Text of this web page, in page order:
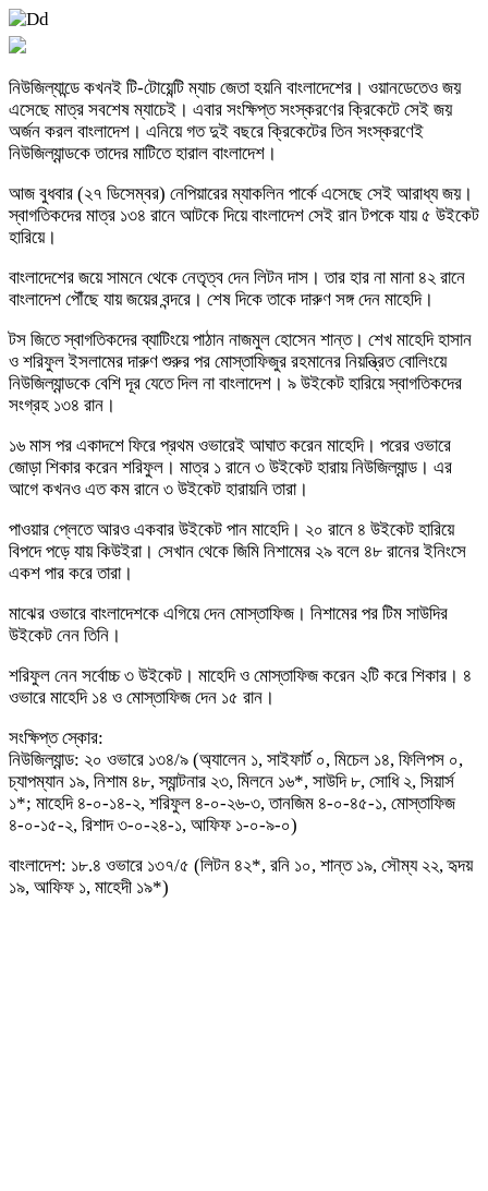
নিউজিল্যান্ডে কখনই টি-টোয়েন্টি ম্যাচ জেতা হয়নি বাংলাদেশের। ওয়ানডেতেও জয়
এসেছে মাত্র সবশেষ ম্যাচেই। এবার সংক্ষিপ্ত সংস্করণের ক্রিকেটে সেই জয়
অর্জন করল বাংলাদেশ। এনিয়ে গত দুই বছরে ক্রিকেটের তিন সংস্করণেই
নিউজিল্যান্ডকে তাদের মাটিতে হারাল বাংলাদেশ।
আজ বুধবার (২৭ ডিসেম্বর) নেপিয়ারের ম্যাকলিন পার্কে এসেছে সেই আরাধ্য জয়।
স্বাগতিকদের মাত্র ১৩৪ রানে আটকে দিয়ে বাংলাদেশ সেই রান টপকে যায় ৫ উইকেট
হারিয়ে।
বাংলাদেশের জয়ে সামনে থেকে নেতৃত্ব দেন লিটন দাস। তার হার না মানা ৪২ রানে
বাংলাদেশ পৌঁছে যায় জয়ের বন্দরে। শেষ দিকে তাকে দারুণ সঙ্গ দেন মাহেদি।
টস জিতে স্বাগতিকদের ব্যাটিংয়ে পাঠান নাজমুল হোসেন শান্ত। শেখ মাহেদি হাসান
ও শরিফুল ইসলামের দারুণ শুরুর পর মোস্তাফিজুর রহমানের নিয়ন্ত্রিত বোলিংয়ে
নিউজিল্যান্ডকে বেশি দূর যেতে দিল না বাংলাদেশ। ৯ উইকেট হারিয়ে স্বাগতিকদের
সংগ্রহ ১৩৪ রান।
১৬ মাস পর একাদশে ফিরে প্রথম ওভারেই আঘাত করেন মাহেদি। পরের ওভারে
জোড়া শিকার করেন শরিফুল। মাত্র ১ রানে ৩ উইকেট হারায় নিউজিল্যান্ড। এর
আগে কখনও এত কম রানে ৩ উইকেট হারায়নি তারা।
পাওয়ার প্লেতে আরও একবার উইকেট পান মাহেদি। ২০ রানে ৪ উইকেট হারিয়ে
বিপদে পড়ে যায় কিউইরা। সেখান থেকে জিমি নিশামের ২৯ বলে ৪৮ রানের ইনিংসে
একশ পার করে তারা।
মাঝের ওভারে বাংলাদেশকে এগিয়ে দেন মোস্তাফিজ। নিশামের পর টিম সাউদির
উইকেট নেন তিনি।
শরিফুল নেন সর্বোচ্চ ৩ উইকেট। মাহেদি ও মোস্তাফিজ করেন ২টি করে শিকার। ৪
ওভারে মাহেদি ১৪ ও মোস্তাফিজ দেন ১৫ রান।
সংক্ষিপ্ত স্কোর:
নিউজিল্যান্ড: ২০ ওভারে ১৩৪/৯ (অ্যালেন ১, সাইফার্ট ০, মিচেল ১৪, ফিলিপস ০,
চ্যাপম্যান ১৯, নিশাম ৪৮, স্যান্টনার ২৩, মিলনে ১৬*, সাউদি ৮, সোধি ২, সিয়ার্স
১*; মাহেদি ৪-০-১৪-২, শরিফুল ৪-০-২৬-৩, তানজিম ৪-০-৪৫-১, মোস্তাফিজ
৪-০-১৫-২, রিশাদ ৩-০-২৪-১, আফিফ ১-০-৯-০)
বাংলাদেশ: ১৮.৪ ওভারে ১৩৭/৫ (লিটন ৪২*, রনি ১০, শান্ত ১৯, সৌম্য ২২, হৃদয়
১৯, আফিফ ১, মাহেদী ১৯*)